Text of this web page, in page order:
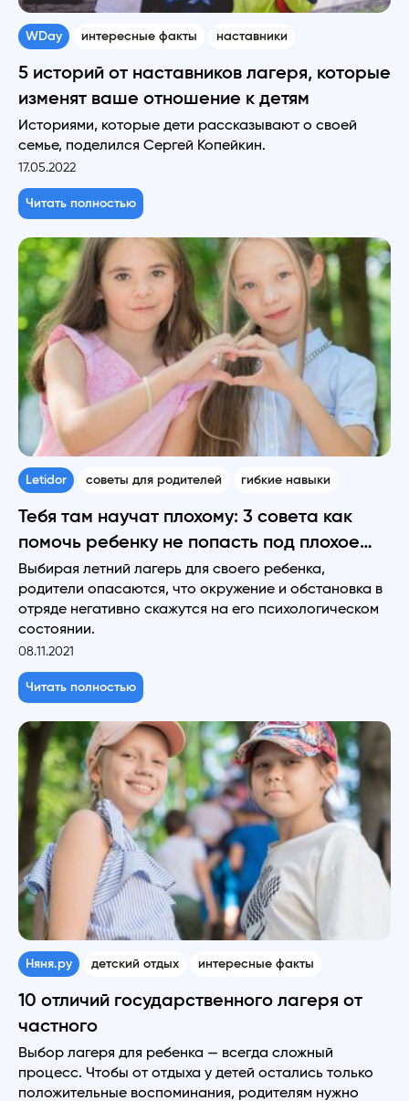
WDay интересные факты наставники
5 историй от наставников лагеря, которые
изменят ваше отношение к детям
Историями, которые дети рассказывают о своей
семье, поделился Сергей Копейкин.
17.05.2022
Читать полностью
Letidor советы для родителей гибкие навыки
Тебя там научат плохому: 3 совета как
помочь ребенку не попасть под плохое
влияние сверстников в детском лагере
Выбирая летний лагерь для своего ребенка,
родители опасаются, что окружение и обстановка в
отряде негативно скажутся на его психологическом
состоянии.
08.11.2021
Читать полностью
Няня.ру детский отдых интересные факты
10 отличий государственного лагеря от
частного
Выбор лагеря для ребенка — всегда сложный
процесс. Чтобы от отдыха у детей остались только
положительные воспоминания, родителям нужно